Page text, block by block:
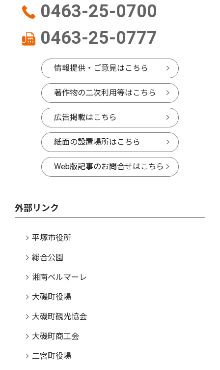
0463-25-0700
0463-25-0777
情報提供・ご意見はこちら
著作物の二次利用等はこちら
広告掲載はこちら
紙面の設置場所はこちら
Web版記事のお問合せはこちら
外部リンク
平塚市役所
総合公園
湘南ベルマーレ
大磯町役場
大磯町観光協会
大磯町商工会
二宮町役場